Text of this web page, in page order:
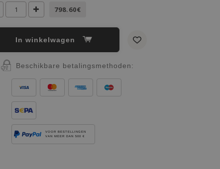
798.60€
In winkelwagen
Beschikbare betalingsmethoden:
VOOR BESTELLINGEN
VAN MEER DAN 500 €